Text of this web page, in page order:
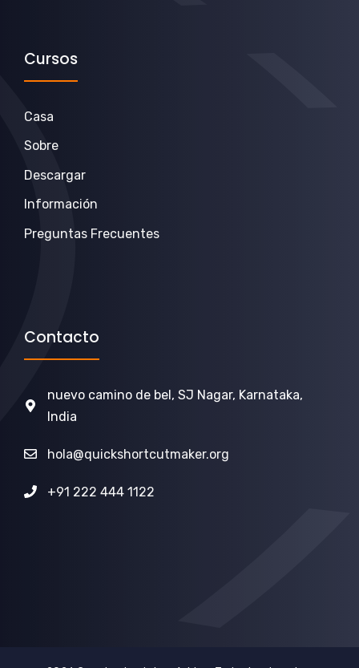
Cursos
Casa
Sobre
Descargar
Información
Preguntas Frecuentes
Contacto
nuevo camino de bel, SJ Nagar, Karnataka,
India
hola@quickshortcutmaker.org
+91 222 444 1122